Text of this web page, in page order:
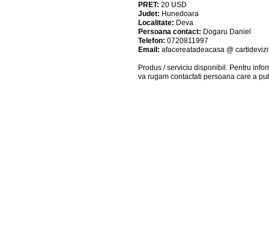
PRET: 20 USD
Judet: Hunedoara
Localitate: Deva
Persoana contact: Dogaru Daniel
Telefon: 0720811997
Email: afacereatadeacasa @
Produs / serviciu disponibil . Pentru
va rugam contactati persoana care a